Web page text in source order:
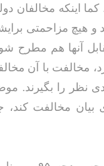
اینکه مخالفان
و هیچ مزاحمتی
آنها هم مطرح
مخالفت با آن
نظر را بگیرند.
مخالفت کند،
دلنوشته ای از